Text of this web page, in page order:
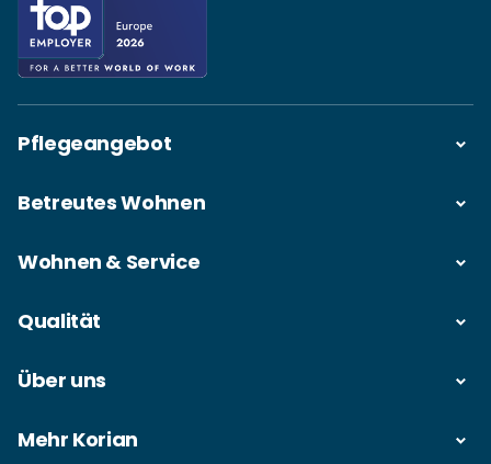
Pflegeangebot
Betreutes Wohnen
Wohnen & Service
Qualität
Über uns
Mehr Korian